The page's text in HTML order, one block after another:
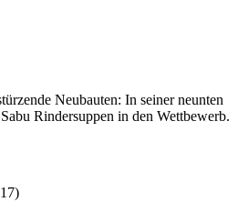
Neubauten: In seiner neunten
Rindersuppen in den Wettbewerb.